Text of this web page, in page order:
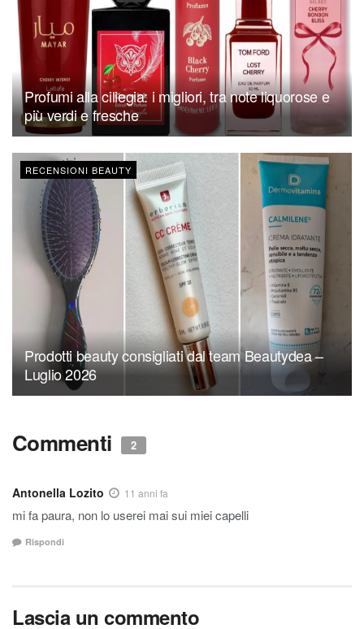
Profumi alla ciliegia: i migliori, tra note liquorose e
più verdi e fresche
RECENSIONI BEAUTY
Prodotti beauty consigliati dal team Beautydea –
Luglio 2026
Commenti 2
Antonella Lozito 11 anni fa
mi fa paura, non lo userei mai sui miei capelli
Rispondi
Lascia un commento